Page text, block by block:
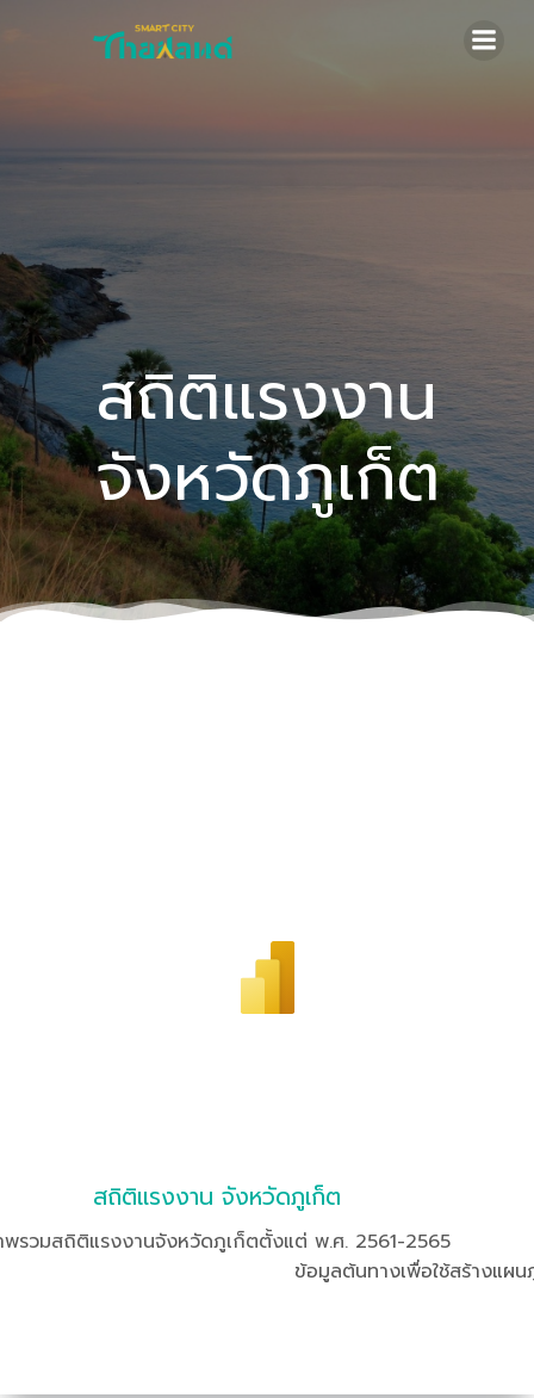
สถิติแรงงาน
จังหวัดภูเก็ต
สถิติแรงงาน จังหวัดภูเก็ต
พรวมสถิติแรงงานจังหวัดภูเก็ตตั้งแต่ พ.ศ. 2561-2565
ข้อมูลต้นทางเพื่อใช้สร้างแผ